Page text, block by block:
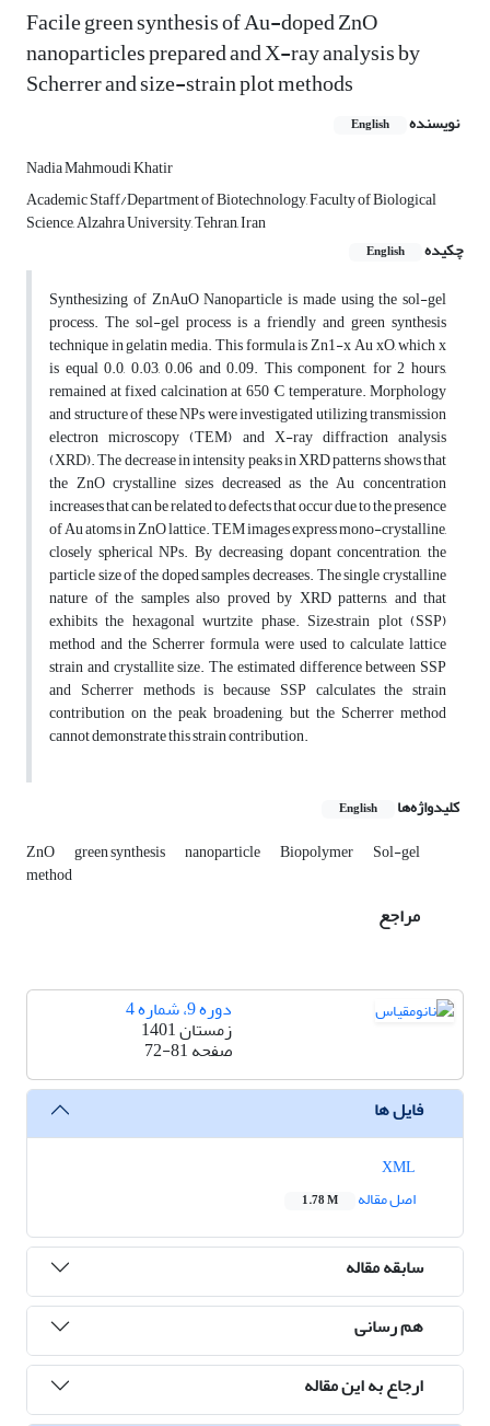
Facile green synthesis of Au-doped ZnO
nanoparticles prepared and X-ray analysis by
Scherrer and size-strain plot methods
نویسنده English
Nadia Mahmoudi Khatir
Academic Staff/Department of Biotechnology, Faculty of Biological
Science, Alzahra University, Tehran, Iran
چکیده
English
Synthesizing of ZnAuO Nanoparticle is made using the sol-gel
process. The sol-gel process is a friendly and green synthesis
technique in gelatin media. This formula is Zn1-x Au xO, which x
is equal 0.0, 0.03, 0.06 and 0.09. This component, for 2 hours,
remained at fixed calcination at 650 °C temperature. Morphology
and structure of these NPs were investigated utilizing transmission
electron microscopy (TEM) and X-ray diffraction analysis
(XRD). The decrease in intensity peaks in XRD patterns shows that
the ZnO crystalline sizes decreased as the Au concentration
increases that can be related to defects that occur due to the presence
of Au atoms in ZnO lattice. TEM images express mono-crystalline,
closely spherical NPs. By decreasing dopant concentration, the
particle size of the doped samples decreases. The single crystalline
nature of the samples also proved by XRD patterns, and that
exhibits the hexagonal wurtzite phase. Size–strain plot (SSP)
method and the Scherrer formula were used to calculate lattice
strain and crystallite size. The estimated difference between SSP
and Scherrer methods is because SSP calculates the strain
contribution on the peak broadening, but the Scherrer method
cannot demonstrate this strain contribution.
کلیدواژه‌ها English
ZnO green synthesis nanoparticle Biopolymer Sol-gel
method
مراجع
دوره 9، شماره 4
زمستان 1401
صفحه72-81
فایل ها
اصل مقاله
1.78 M
سابقه مقاله
هم رسانی
ارجاع به این مقاله